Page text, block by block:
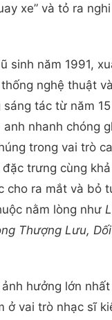
xe” và tỏ ra
sinh năm 1991,
nghệ thuật
tác từ năm
anh nhanh chóng
trong vai trò
trưng cùng
cho ra mắt và bỏ
nằm lòng như
Thượng Lưu,
hưởng lớn
ở vai trò nhạc sĩ